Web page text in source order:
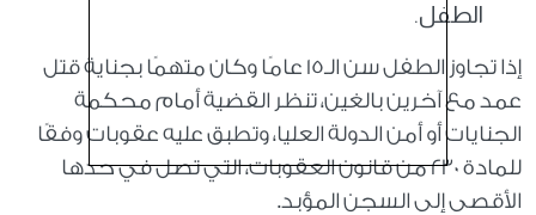
الطفل.
إذا تجاوز الطفل سن الـ15 عامًا وكان متهمًا بجناية قتل
عمد مع آخرين بالغين، تنظر القضية أمام محكمة
الجنايات أو أمن الدولة العليا، وتطبق عليه عقوبات وفقًا
للمادة 230 من قانون العقوبات، التي تصل في حدها
الأقصى إلى السجن المؤبد.